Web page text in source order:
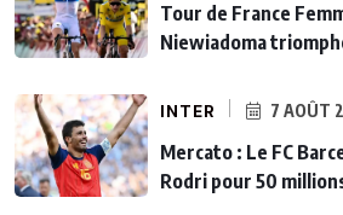
Tour de France
Niewiadoma
INTER 7 AOÛT
Mercato : Le FC
Rodri pour 50